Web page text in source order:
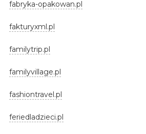
fabryka-opakowan.pl
fakturyxml.pl
familytrip.pl
familyvillage.pl
fashiontravel.pl
feriedladzieci.pl